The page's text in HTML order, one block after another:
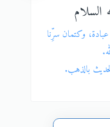
السلام
وكتمان سرِّنا
بالذهب.